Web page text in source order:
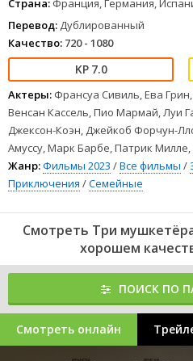
Страна: Франция, Германия,
Перевод: Дублированный
Качество: 720 - 1080
7.0
Актеры: Франсуа Сивиль, Ева
Венсан Кассель, Пио Мармай, Луи
Джексон-Коэн, Джейкоб Форчун-
Амуссу, Марк Барбе, Патрик
Жанр:Фильмы 2023 /Все фильмы /
Приключения /Семейные
Смотреть Три
хорошем
ПОИСК ПО
Смотреть онлайн